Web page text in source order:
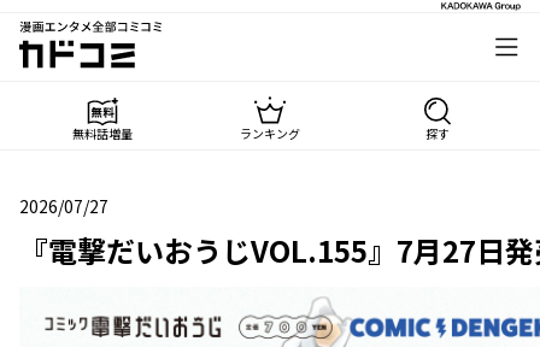
漫画エンタメ全部コミコミ
カドコミ
無料話増量 ランキング 探す
2026/07/27
2026年07月27日
『電撃だいおうじVOL.155』7月27日発